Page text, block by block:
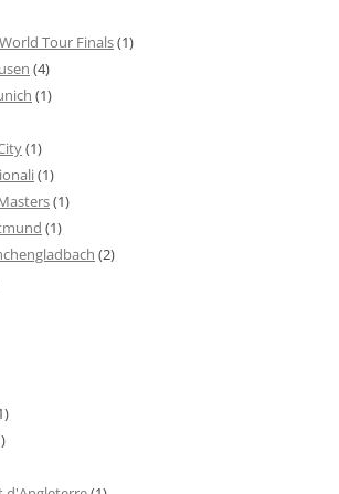
Tour Finals(1)
(4)
(1)
(1)
(1)
(1)
(1)
(2)